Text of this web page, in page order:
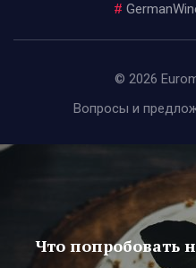
#
© 2026
Вопросы и
Что попробовать